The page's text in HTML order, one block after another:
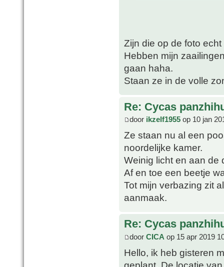
Zijn die op de foto
Hebben mijn
gaan haha.
Staan ze in de volle
Re: Cycas
door ikzelf1955 op 10 jan
Ze staan nu al een
noordelijke kamer.
Weinig licht en aan de
Af en toe een beetje
Tot mijn verbazing zit
aanmaak.
Re: Cycas
door CICA op 15 apr 2019
Hello, ik heb gisteren